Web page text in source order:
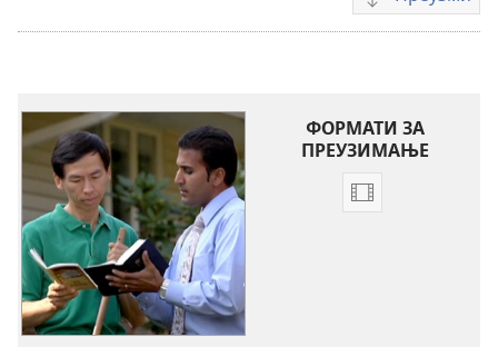
Формати
за
ФОРМАТИ ЗА
ПРЕУЗИМАЊЕ
Формати